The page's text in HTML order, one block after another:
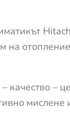
на
качество –